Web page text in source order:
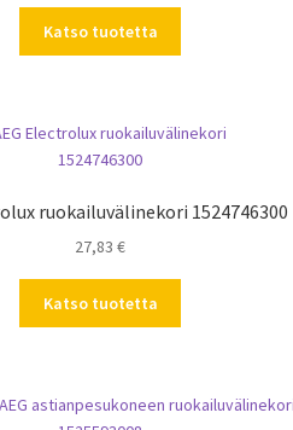
Katso tuotetta
ruokailuvälinekori 1524746300
27,83€
Katso tuotetta